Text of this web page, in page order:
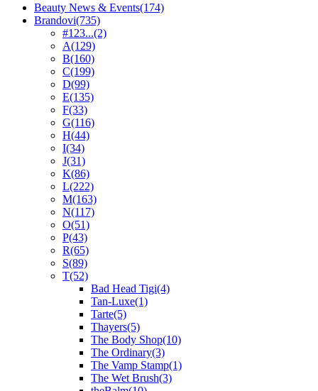
Beauty News & Events(174)
Brandovi(735)
#123...(2)
A(129)
B(160)
C(199)
D(99)
E(135)
F(33)
G(116)
H(44)
I(34)
J(31)
K(86)
L(222)
M(163)
N(117)
O(51)
P(43)
R(65)
S(89)
T(52)
Bad Head Tigi(4)
Tan-Luxe(1)
Tarte(5)
Thayers(5)
The Body Shop(10)
The Ordinary(3)
The Vamp Stamp(1)
The Wet Brush(3)